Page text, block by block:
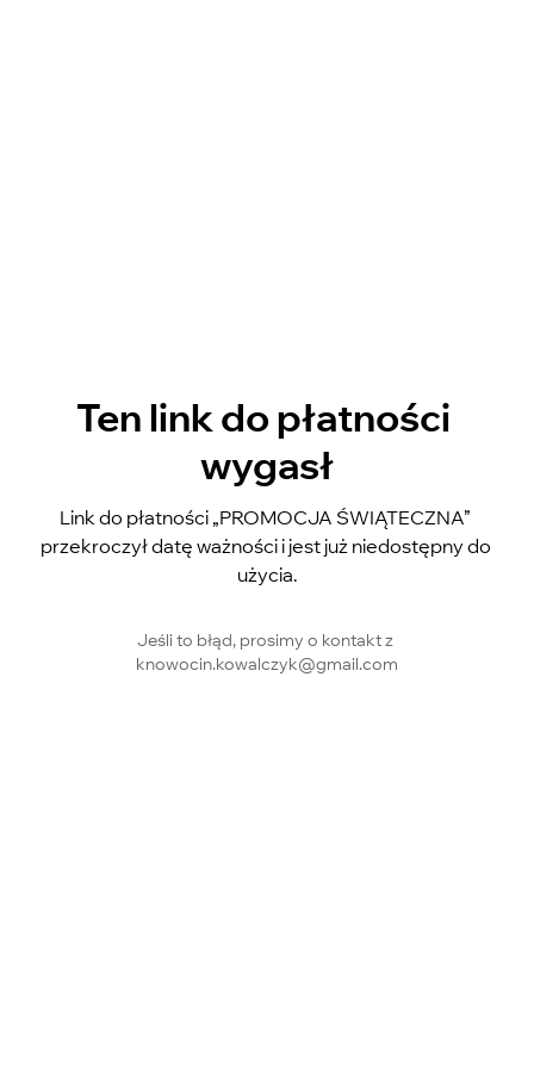
Ten link do płatności
wygasł
Link do płatności „PROMOCJA ŚWIĄTECZNA”
przekroczył datę ważności i jest już niedostępny do
użycia.
Jeśli to błąd, prosimy o kontakt z
knowocin.kowalczyk@gmail.com